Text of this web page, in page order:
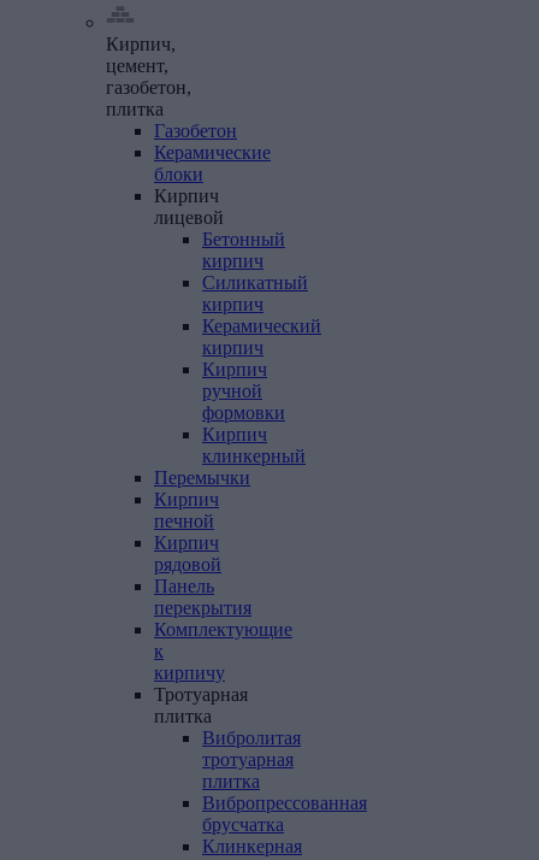
Кирпич,
цемент,
газобетон,
плитка
Газобетон
Керамические
блоки
Кирпич
лицевой
Бетонный
кирпич
Силикатный
кирпич
Керамический
кирпич
Кирпич
ручной
формовки
Кирпич
клинкерный
Перемычки
Кирпич
печной
Кирпич
рядовой
Панель
перекрытия
Комплектующие
к
кирпичу
Тротуарная
плитка
Вибролитая
тротуарная
плитка
Вибропрессованная
брусчатка
Клинкерная